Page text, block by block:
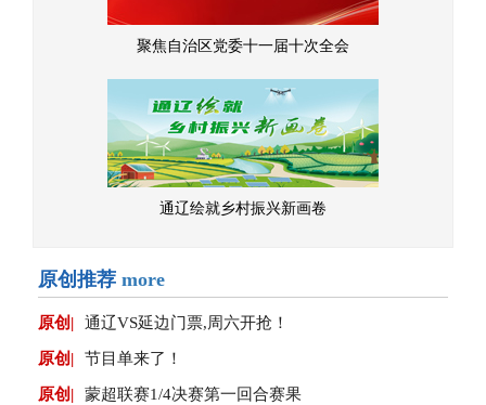
聚焦自治区党委十一届十次全会
通辽绘就乡村振兴新画卷
原创推荐 more
原创| 通辽VS延边门票,周六开抢！
原创| 节目单来了！
原创| 蒙超联赛1/4决赛第一回合赛果